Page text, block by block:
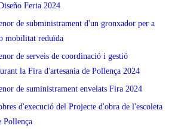
Feria 2024
de subministrament d'un gronxador per a
mobilitat reduïda
de serveis de coordinació i gestió
la Fira d'artesania de Pollença 2024
de suministrament envelats Fira 2024
d'execució del Projecte d'obra de l'escoleta
Pollença